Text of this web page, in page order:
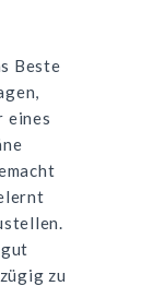
Beste
eines
zu